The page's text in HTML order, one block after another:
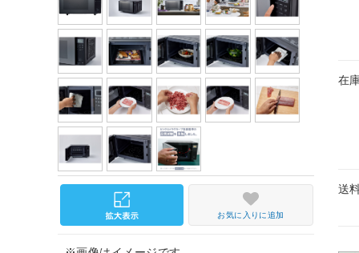
在
送
お気に入りに追加